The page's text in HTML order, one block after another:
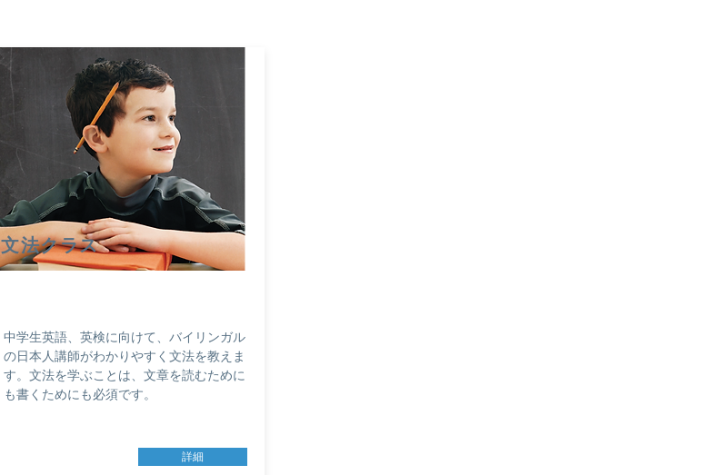
​文法クラス
中学生英語、英検に向けて、バイリンガル
の日本人講師がわかりやすく文法を教えま
す。文法を学ぶことは、文章を読むために
も書くためにも必須です。
詳細